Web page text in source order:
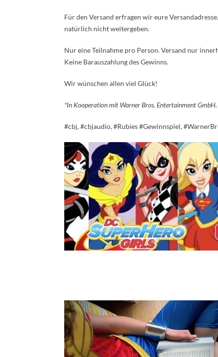
Für den Versand erfragen wir eure
natürlich nicht weitergeben.
Nur eine Teilnahme pro Person. Versand nur
Keine Barauszahlung des Gewinns.
Wir wünschen allen viel Glück!
*In Kooperation mit Warner Bros. Entertainment
#cbj, #cbjaudio, #Rubies #Gewinnspiel,